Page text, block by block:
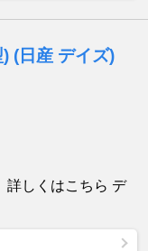
(日産 デイズ)
詳しくはこちら デ